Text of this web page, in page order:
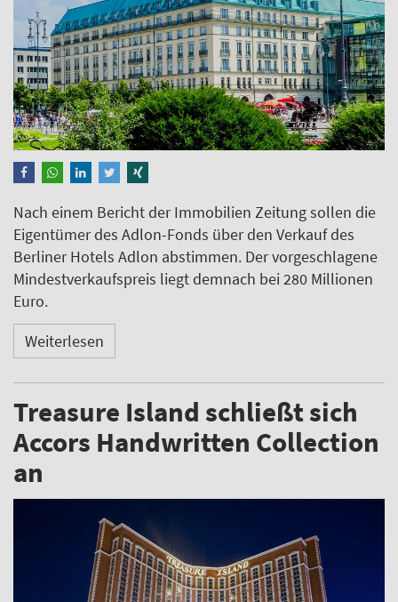
Nach einem Bericht der Immobilien Zeitung sollen die
Eigentümer des Adlon-Fonds über den Verkauf des
Berliner Hotels Adlon abstimmen. Der vorgeschlagene
Mindestverkaufspreis liegt demnach bei 280 Millionen
Euro.
Weiterlesen
Treasure Island schließt sich
Accors Handwritten Collection
an